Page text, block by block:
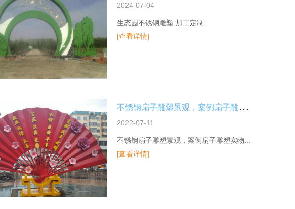
2024-07-04
生态园不锈钢雕塑 加工定制...
[查看详情]
不
锈钢扇子雕塑景观，案例扇子雕塑实物
2022-07-11
不锈钢扇子雕塑景观，案例扇子雕塑实物...
[查看详情]